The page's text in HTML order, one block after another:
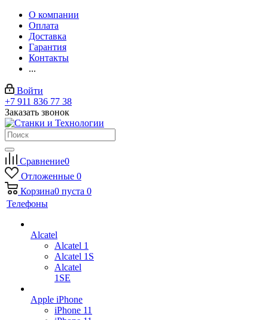
О компании
Оплата
Доставка
Гарантия
Контакты
...
Войти
+7 911 836 77 38
Заказать звонок
Сравнение0
Отложенные 0
Корзина0 пуста 0
Телефоны
Alcatel
Alcatel 1
Alcatel 1S
Alcatel
1SE
Apple iPhone
iPhone 11